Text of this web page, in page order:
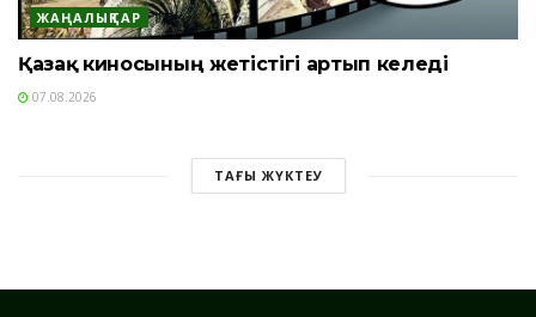
ЖАҢАЛЫҚТАР
Қазақ киносының жетістігі артып келеді
07.08.2026
ТАҒЫ ЖҮКТЕУ